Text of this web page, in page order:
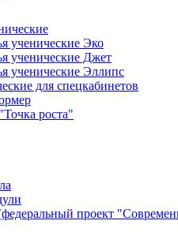
ученические Эко
ученические Джет
ученические Эллипс
для спецкабинетов
роста"
проект